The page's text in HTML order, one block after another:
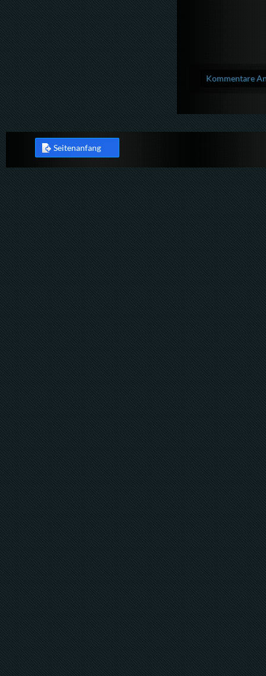
Kommentare
Seitenanfang